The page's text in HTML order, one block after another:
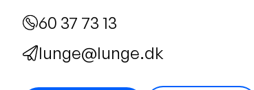
60 37 73 13
lunge@lunge.dk